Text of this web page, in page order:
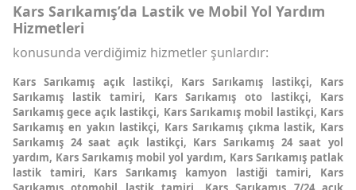
Kars Sarıkamış’da Lastik ve Mobil Yol Yardım
Hizmetleri
konusunda verdiğimiz hizmetler şunlardır:
Kars Sarıkamış açık lastikçi, Kars Sarıkamış lastikçi, Kars
Sarıkamış lastik tamiri, Kars Sarıkamış oto lastikçi, Kars
Sarıkamış gece açık lastikçi, Kars Sarıkamış mobil lastikçi, Kars
Sarıkamış en yakın lastikçi, Kars Sarıkamış çıkma lastik, Kars
Sarıkamış 24 saat açık lastikçi, Kars Sarıkamış 24 saat yol
yardım, Kars Sarıkamış mobil yol yardım, Kars Sarıkamış patlak
lastik tamiri, Kars Sarıkamış kamyon lastiği tamiri, Kars